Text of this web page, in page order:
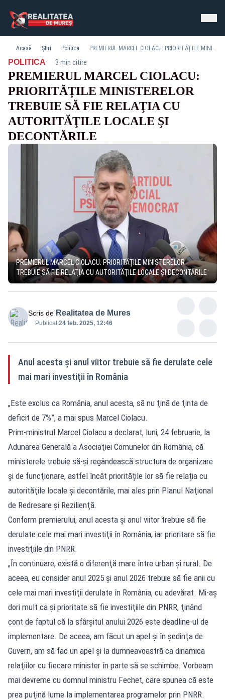
Acasă Știri Politica PREMIERUL MARCEL CIOLACU: PRIORITĂȚILE MINISTERELOR TREBUIE SĂ FIE RELAŢIA CU AUTORITĂŢILE LOCALE ŞI DECONTĂRILE
POLITICA· 3 min citire
PREMIERUL MARCEL CIOLACU:
PRIORITĂȚILE MINISTERELOR
TREBUIE SĂ FIE RELAŢIA CU
AUTORITĂŢILE LOCALE ŞI
DECONTĂRILE
PREMIERUL MARCEL CIOLACU: PRIORITĂȚILE MINISTERELOR
TREBUIE SĂ FIE RELAŢIA CU AUTORITĂŢILE LOCALE ŞI DECONTĂRILE
Scris de Realitatea de Mures
Publicat:24 feb. 2025, 12:46
Anul acesta și anul viitor trebuie să fie derulate cele
mai mari investiţii în România
„Este exclus ca România, anul acesta, să nu ţină de ţinta de
deficit de 7%”, a mai spus Marcel Ciolacu.
Prim-ministrul Marcel Ciolacu a declarat, luni, 24 februarie, la
Adunarea Generală a Asociaţiei Comunelor din România, că
ministerele trebuie să-și regândească structura de organizare
şi de funcţionare, astfel încât prioritățile lor să fie relația cu
autorităţile locale şi decontările, mai ales prin Planul Naţional
de Redresare şi Rezilienţă.
Conform premierului, anul acesta și anul viitor trebuie să fie
derulate cele mai mari investiţii în România, iar prioritare să fie
investiţiile din PNRR.
„În continuare, există o diferenţă mare între urban şi rural. De
aceea, eu consider anul 2025 şi anul 2026 trebuie să fie anii cu
cele mai mari investiţii derulate în România, cu adevărat. Mi-aş
dori mult ca şi prioritate să fie investiţiile din PNRR, ţinând
cont de faptul că la sfârşitul anului 2026 este deadline-ul de
implementare. De aceea, am făcut un apel şi în şedinţa de
Guvern, am să fac un apel şi la dumneavoastră ca dinamica
relaţiilor cu fiecare minister în parte să se schimbe. Vorbeam
mai devreme cu domnul ministru Fechet, care spunea că este
prea puţină lume la implementarea programelor prin PNRR.